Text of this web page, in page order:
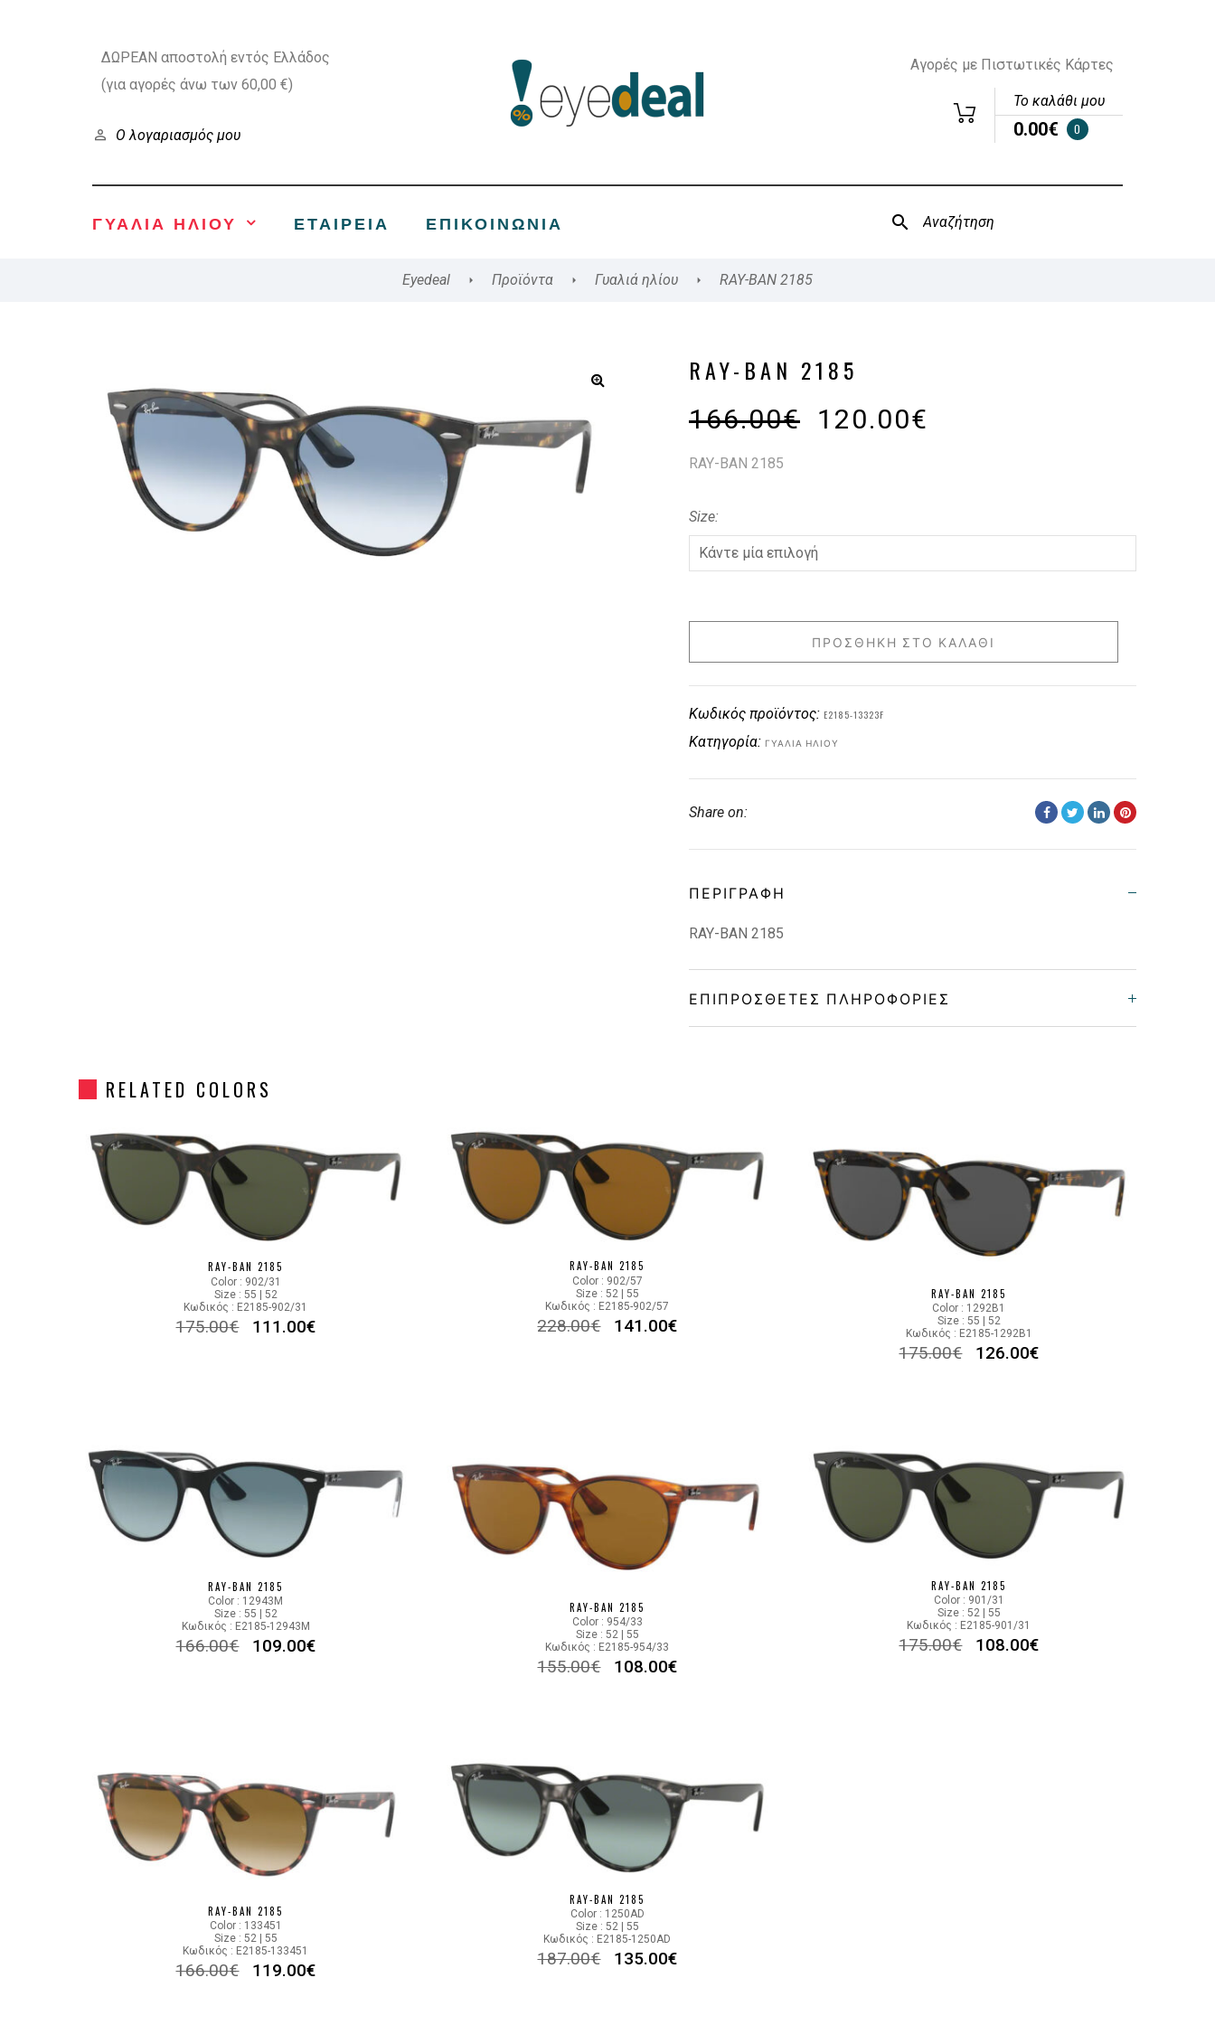
ΔΩΡΕΑΝ αποστολή εντός Ελλάδος
(για αγορές άνω των 60,00 €)
Ο λογαριασμός μου
Αγορές με Πιστωτικές Κάρτες
Το καλάθι μου
0.00€ 0
ΓΥΑΛΙΑ ΗΛΙΟΥ ΕΤΑΙΡΕΊΑ ΕΠΙΚΟΙΝΩΝΊΑ
Eyedeal Προϊόντα Γυαλιά ηλίου RAY-BAN 2185
RAY-BAN 2185
166.00€ 120.00€
RAY-BAN 2185
Size
ΠΡΟΣΘΉΚΗ ΣΤΟ ΚΑΛΆΘΙ
Κωδικός προϊόντος: E2185-13323F
Κατηγορία: ΓΥΑΛΙΆ ΗΛΊΟΥ
Share on:
ΠΕΡΙΓΡΑΦΉ
RAY-BAN 2185
ΕΠΙΠΡΌΣΘΕΤΕΣ ΠΛΗΡΟΦΟΡΊΕΣ
HAVANA BROWN, YELLOW
GRADIENT BLUE
RELATED COLORS
RAY-BAN 2185
Color : 902/31
Size : 55 | 52
Κωδικός : E2185-902/31
175.00€ 111.00€
RAY-BAN 2185
Color : 902/57
Size : 52 | 55
Κωδικός : E2185-902/57
228.00€ 141.00€
RAY-BAN 2185
Color : 1292B1
Size : 55 | 52
Κωδικός : E2185-1292B1
175.00€ 126.00€
RAY-BAN 2185
Color : 12943M
Size : 55 | 52
Κωδικός : E2185-12943M
166.00€ 109.00€
RAY-BAN 2185
Color : 954/33
Size : 52 | 55
Κωδικός : E2185-954/33
155.00€ 108.00€
RAY-BAN 2185
Color : 901/31
Size : 52 | 55
Κωδικός : E2185-901/31
175.00€ 108.00€
RAY-BAN 2185
Color : 133451
Size : 52 | 55
Κωδικός : E2185-133451
166.00€ 119.00€
RAY-BAN 2185
Color : 1250AD
Size : 52 | 55
Κωδικός : E2185-1250AD
187.00€ 135.00€